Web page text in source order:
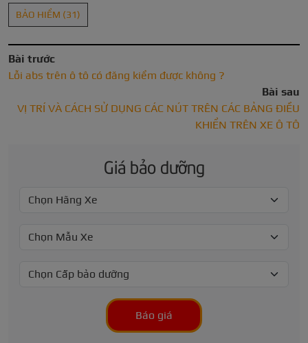
BẢO HIỂM (31)
Bài trước
Lỗi abs trên ô tô có đăng kiểm được không ?
Bài sau
VỊ TRÍ VÀ CÁCH SỬ DỤNG CÁC NÚT TRÊN CÁC BẢNG ĐIỀU
KHIỂN TRÊN XE Ô TÔ
Giá bảo dưỡng
Báo giá